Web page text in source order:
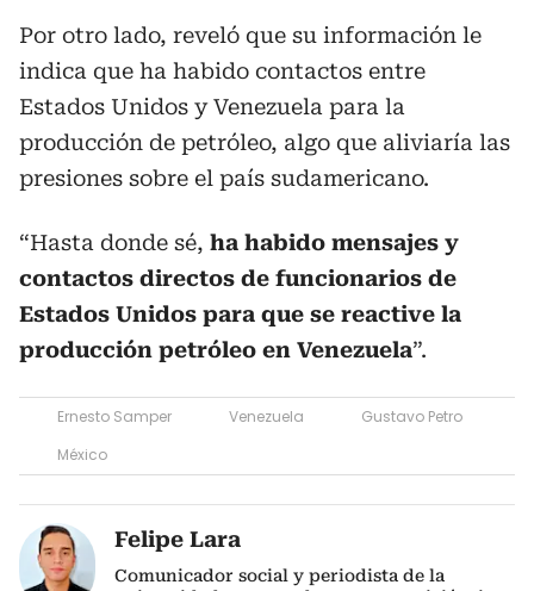
Por otro lado, reveló que su información le
indica que ha habido contactos entre
Estados Unidos y Venezuela para la
producción de petróleo, algo que aliviaría las
presiones sobre el país sudamericano.
“Hasta donde sé, ha habido mensajes y
contactos directos de funcionarios de
Estados Unidos para que se reactive la
producción petróleo en Venezuela”.
Ernesto Samper Venezuela
Gustavo Petro
México
Felipe Lara
Comunicador social y periodista de la